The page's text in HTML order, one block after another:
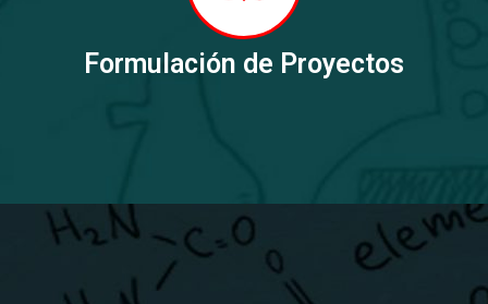
Formulación de Proyectos